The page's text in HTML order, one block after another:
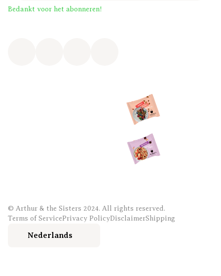
Bedankt voor het abonneren!
Nederlands
© Arthur & the Sisters 2024. All rights reserved.
Terms of ServicePrivacy PolicyDisclaimerShipping